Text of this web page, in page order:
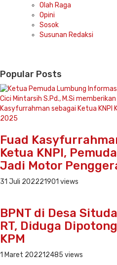
Olah Raga
Opini
Sosok
Susunan Redaksi
Popular Posts
Fuad
Ketua KNPI,
Jadi Motor
31 Juli 202221901 views
BPNT di Desa
RT, Diduga
KPM
1 Maret 202212485 views